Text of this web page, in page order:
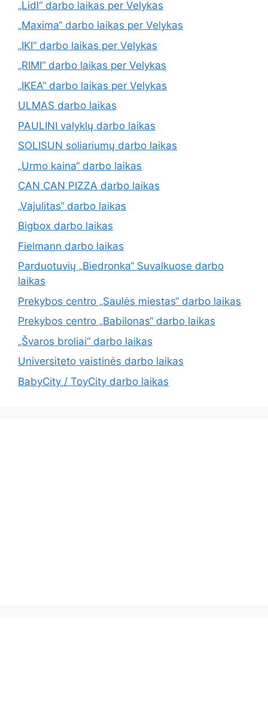
„Lidl“ darbo laikas per Velykas
„Maxima“ darbo laikas per Velykas
„IKI“ darbo laikas per Velykas
„RIMI“ darbo laikas per Velykas
„IKEA“ darbo laikas per Velykas
ULMAS darbo laikas
PAULINI valyklų darbo laikas
SOLISUN soliariumų darbo laikas
„Urmo kaina“ darbo laikas
CAN CAN PIZZA darbo laikas
„Vajulitas“ darbo laikas
Bigbox darbo laikas
Fielmann darbo laikas
Parduotuvių „Biedronka“ Suvalkuose darbo
laikas
Prekybos centro „Saulės miestas“ darbo laikas
Prekybos centro „Babilonas“ darbo laikas
„Švaros broliai“ darbo laikas
Universiteto vaistinės darbo laikas
BabyCity / ToyCity darbo laikas